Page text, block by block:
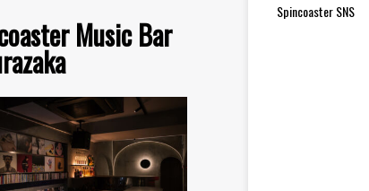
Music Bar
Spincoaster SNS